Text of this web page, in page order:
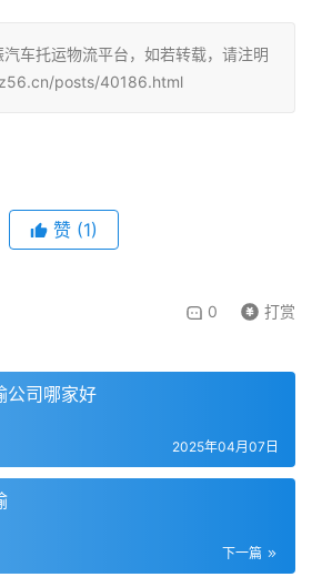
车托运物流平台，如若转载，请注明
posts/40186.html
赞 (1)
0 打赏
公司哪家好
2025年04月07日
下一篇